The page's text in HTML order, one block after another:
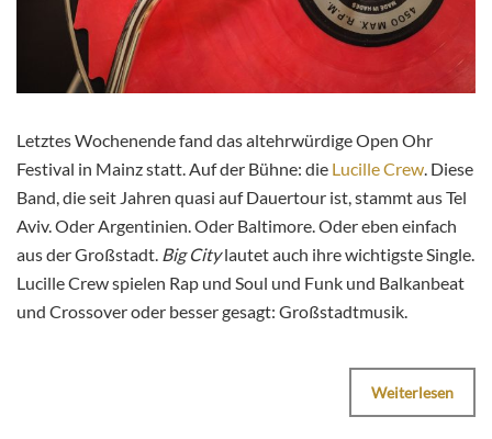
Letztes Wochenende fand das altehrwürdige Open Ohr
Festival in Mainz statt. Auf der Bühne: die Lucille Crew . Diese
Band, die seit Jahren quasi auf Dauertour ist, stammt aus Tel
Aviv. Oder Argentinien. Oder Baltimore. Oder eben einfach
aus der Großstadt. Big Citylautet auch ihre wichtigste Single.
Lucille Crew spielen Rap und Soul und Funk und Balkanbeat
und Crossover oder besser gesagt: Großstadtmusik.
Weiterlesen